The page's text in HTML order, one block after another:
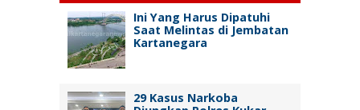
Ini Yang Harus Dipatuhi
Saat Melintas di Jembatan
Kartanegara
29 Kasus Narkoba